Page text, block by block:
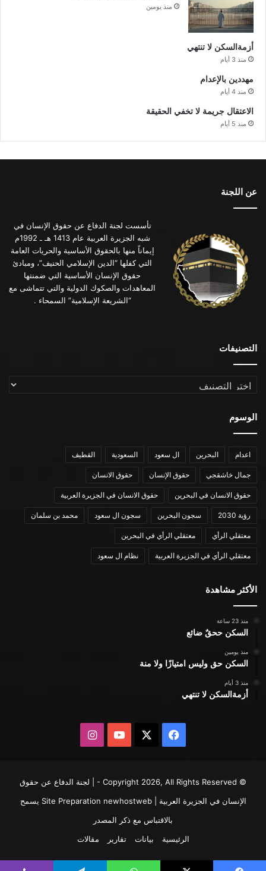
منذ يومين
أزمةالسكن لا تنتهي
منذ 3 أيام
مهددين بالإعدام
منذ 4 أيام
الاعتقال جريمة لا تخفي الحقيقة
منذ 5 أيام
عن اللجنة
تأسست لجنة الدفاع عن حقوق الإنسان في
شبه الجزيرة العربية عام 1413 هـ ـ 1992م
إيماناً منها بالحقوق الأساسية والحريات العامة
التي كفلها “الدين الإسلامي الحنيف”، ومبادئ
حقوق الإنسان الأساسية التي ضمنتها
المعاهدات والصكوك الدولية والتي تتماشى مع
“الشريعة الإسلامية” السمحاء .
التصنيفات
التصنيفات
الوسوم
اعدام البحرين ال سعود السعودية القطيف
جمال خاشقجي حقوق الإنسان حقوق الانسان
حقوق الانسان في البحرين حقوق الانسان في الجزيرة العربية
رؤية 2030 سجون البحرين سجون ال سعود محمد بن سلمان
معتقلي الرأي معتقلي الرأي في البحرين
معتقلي الرأي في الجزيرة العربية نظام ال سعود
الأكثر مشاهدة
منذ 23 ساعة
السكن ححقٌ ضائع
منذ يومين
السكن حق وليس امتيازًا ولا منة
منذ 3 أيام
أزمةالسكن لا تنتهي
فيسبوك يوتيوبانستقرام
© Copyright 2026, All Rights Reserved - | لجنة الدفاع عن حقوق
الإنسان في الجزيرة العربية | Site Preparationnewhostweb
يسمح
بالاقتباس مع ذكر المصدر
الرئيسية
بيانات تقارير مقالات